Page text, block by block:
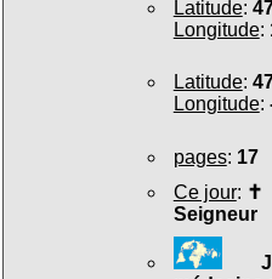
Latitude:
Longitude:
Latitude:
Longitude:
pages: 17
Ce jour: ✝
Seigneur